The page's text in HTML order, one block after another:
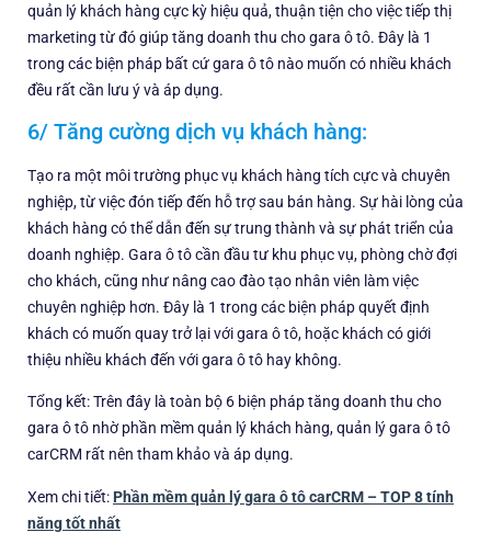
quản lý khách hàng cực kỳ hiệu quả, thuận tiện cho việc tiếp thị
marketing từ đó giúp tăng doanh thu cho gara ô tô. Đây là 1
trong các biện pháp bất cứ gara ô tô nào muốn có nhiều khách
đều rất cần lưu ý và áp dụng.
6/ Tăng cường dịch vụ khách hàng:
Tạo ra một môi trường phục vụ khách hàng tích cực và chuyên
nghiệp, từ việc đón tiếp đến hỗ trợ sau bán hàng. Sự hài lòng của
khách hàng có thể dẫn đến sự trung thành và sự phát triển của
doanh nghiệp. Gara ô tô cần đầu tư khu phục vụ, phòng chờ đợi
cho khách, cũng như nâng cao đào tạo nhân viên làm việc
chuyên nghiệp hơn. Đây là 1 trong các biện pháp quyết định
khách có muốn quay trở lại với gara ô tô, hoặc khách có giới
thiệu nhiều khách đến với gara ô tô hay không.
Tổng kết: Trên đây là toàn bộ 6 biện pháp tăng doanh thu cho
gara ô tô nhờ phần mềm quản lý khách hàng, quản lý gara ô tô
carCRM rất nên tham khảo và áp dụng.
Xem chi tiết: Phần mềm quản lý gara ô tô carCRM – TOP 8 tính
năng tốt nhất